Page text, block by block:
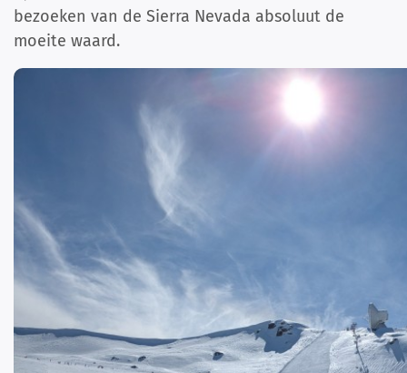
bezoeken van de Sierra Nevada absoluut de
moeite waard.